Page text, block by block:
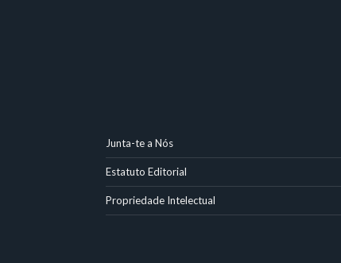
Junta-te a Nós
Estatuto Editorial
Propriedade Intelectual